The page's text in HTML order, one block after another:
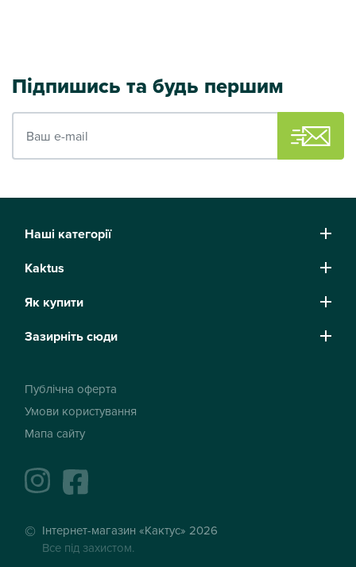
Підпишись та будь першим
Наші категорії
Kaktus
Як купити
Зазирніть сюди
Публічна оферта
Умови користування
Мапа сайту
instagramfacebook
Інтернет-магазин «Кактус» 2026
Все під захистом.